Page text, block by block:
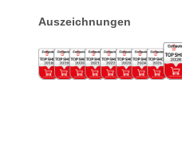
Auszeichnungen